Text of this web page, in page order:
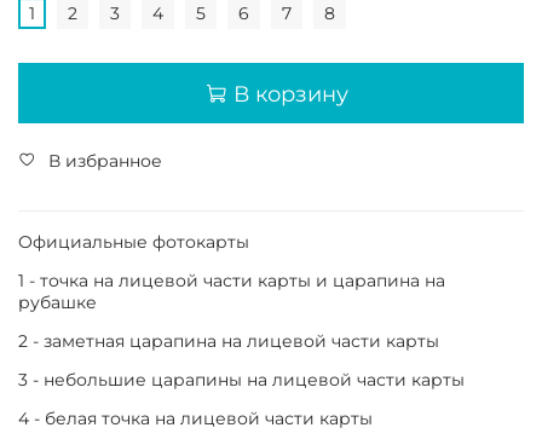
1 2 3 4 5 6 7 8
В корзину
В избранное
Официальные фотокарты
1 - точка на лицевой части карты и царапина на
рубашке
2 - заметная царапина на лицевой части карты
3 - небольшие царапины на лицевой части карты
4 - белая точка на лицевой части карты